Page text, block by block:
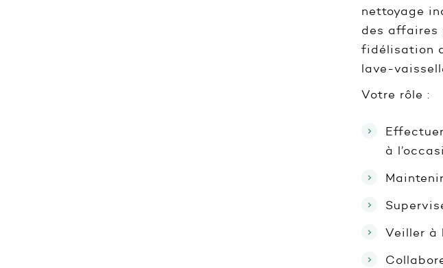
nettoyage
des affaires
fidélisation
lave-
Votre rôle :
à
Veiller à